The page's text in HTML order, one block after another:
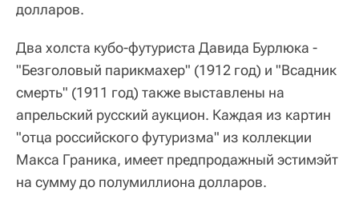
долларов.
Два холста кубо-футуриста Давида Бурлюка -
"Безголовый парикмахер" (1912 год) и "Всадник
смерть" (1911 год) также выставлены на
апрельский русский аукцион. Каждая из картин
"отца российского футуризма" из коллекции
Макса Граника, имеет предпродажный эстимэйт
на сумму до полумиллиона долларов.